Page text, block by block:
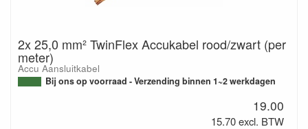
2x 25,0 mm² TwinFlex Accukabel rood/zwart (per
meter)
Accu Aansluitkabel
Bij ons op voorraad - Verzending binnen 1~2 werkdagen
19.00
15.70 excl. BTW